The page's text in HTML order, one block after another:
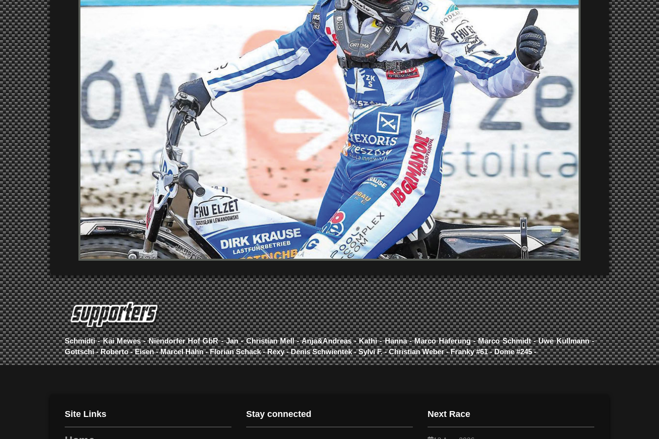
Schmidti - Kai Mewes - Niendorfer Hof GbR - Jan - Christian Mell - Anja&Andreas - Kathi - Hanna - Marco Haferung - Marco Schmidt - Uwe Kullmann -
Gottschi - Roberto - Eisen - Marcel Hahn - Florian Schack - Rexy - Denis Schwientek - Sylvi F. - Christian Weber - Franky #61 - Dome #245 -
Site Links Stay connected Next Race